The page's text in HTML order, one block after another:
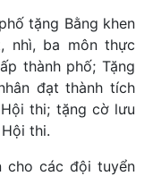
tặng Bằng khen
nhì, ba môn thực
thành phố; Tặng
đạt thành tích
thi; tặng cờ lưu
thi.
cho các đội tuyển